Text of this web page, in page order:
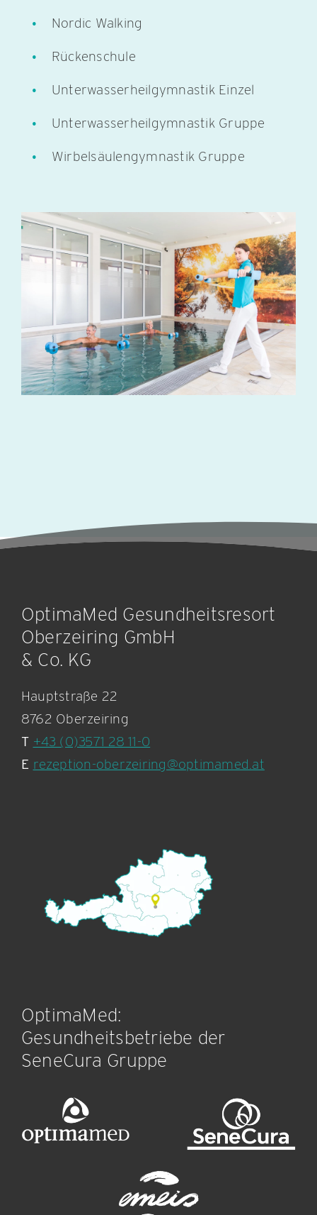
Nordic Walking
Rückenschule
Unterwasserheilgymnastik Einzel
Unterwasserheilgymnastik Gruppe
Wirbelsäulengymnastik Gruppe
OptimaMed Gesundheitsresort
Oberzeiring GmbH
& Co. KG
Hauptstraße 22
8762 Oberzeiring
T +43 (0)3571 28 11-0
E rezeption-oberzeiring@optimamed.at
OptimaMed:
Gesundheitsbetriebe der
SeneCura Gruppe